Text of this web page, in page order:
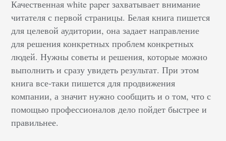
Качественная white paper захватывает внимание
читателя с первой страницы. Белая книга пишется
для целевой аудитории, она задает направление
для решения конкретных проблем конкретных
людей. Нужны советы и решения, которые можно
выполнить и сразу увидеть результат. При этом
книга все-таки пишется для продвижения
компании, а значит нужно сообщить и о том, что с
помощью профессионалов дело пойдет быстрее и
правильнее.